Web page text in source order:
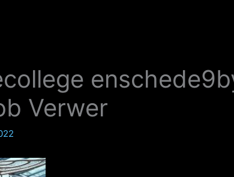
Verwer